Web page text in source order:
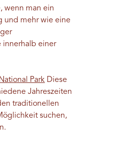
wenn man ein
und mehr wie eine
innerhalb einer
Park Diese
Jahreszeiten
traditionellen
suchen,